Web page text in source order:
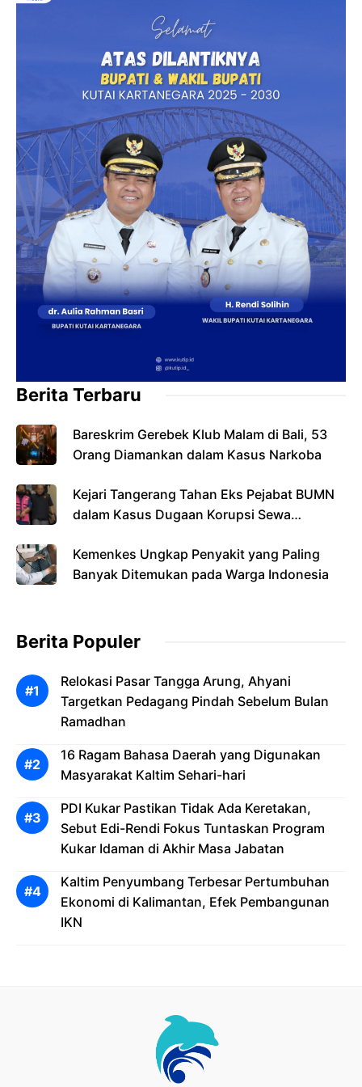
Berita Terbaru
Bareskrim Gerebek Klub Malam di Bali, 53
Orang Diamankan dalam Kasus Narkoba
Kejari Tangerang Tahan Eks Pejabat BUMN
dalam Kasus Dugaan Korupsi Sewa
Kemenkes Ungkap Penyakit yang Paling
Banyak Ditemukan pada Warga Indonesia
Berita Populer
Relokasi Pasar Tangga Arung, Ahyani
Targetkan Pedagang Pindah Sebelum Bulan
Ramadhan
16 Ragam Bahasa Daerah yang Digunakan
Masyarakat Kaltim Sehari-hari
PDI Kukar Pastikan Tidak Ada Keretakan,
Sebut Edi-Rendi Fokus Tuntaskan Program
Kukar Idaman di Akhir Masa Jabatan
Kaltim Penyumbang Terbesar Pertumbuhan
Ekonomi di Kalimantan, Efek Pembangunan
IKN